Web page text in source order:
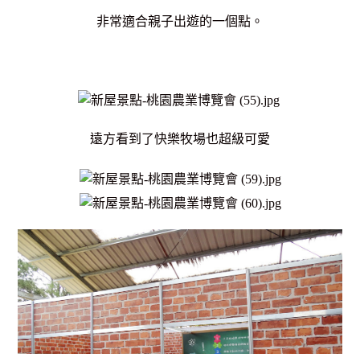
非常適合親子出遊的一個點。
遠方看到了快樂牧場也超級可愛